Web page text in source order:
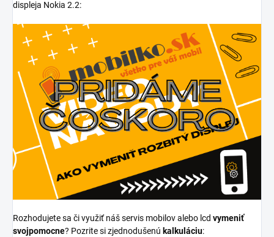
displeja Nokia 2.2:
Rozhodujete sa či využiť náš servis mobilov alebo lcd vymeniť
svojpomocne? Pozrite si zjednodušenú kalkuláciu: